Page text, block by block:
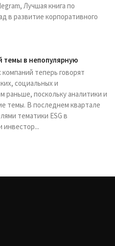
Лучшая книга по
в развитие корпоративного
темы в непопулярную
теперь говорят
социальных и
раньше, поскольку аналитики и
темы. В последнем квартале
тематики ESG в
инвестор...